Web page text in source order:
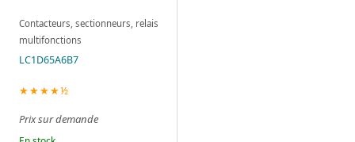
Contacteurs, sectionneurs, relais
multifonctions
LC1D65A6B7
★★★★½
Prix sur demande